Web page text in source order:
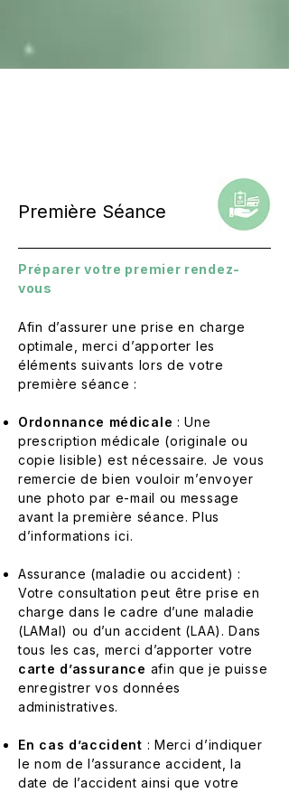
Première Séance
Préparer votre premier rendez-
vous
Afin d’assurer une prise en charge
optimale, merci d’apporter les
éléments suivants lors de votre
première séance :
Ordonnance médicale : Une
prescription médicale (originale ou
copie lisible) est nécessaire. Je vous
remercie de bien vouloir m’envoyer
une photo par e-mail ou message
avant la première séance. Plus
d’informations ici.
Assurance (maladie ou accident) :
Votre consultation peut être prise en
charge dans le cadre d’une maladie
(LAMal) ou d’un accident (LAA). Dans
tous les cas, merci d’apporter votre
carte d’assurance afin que je puisse
enregistrer vos données
administratives.
En cas d’accident : Merci d’indiquer
le nom de l’assurance accident, la
date de l’accident ainsi que votre